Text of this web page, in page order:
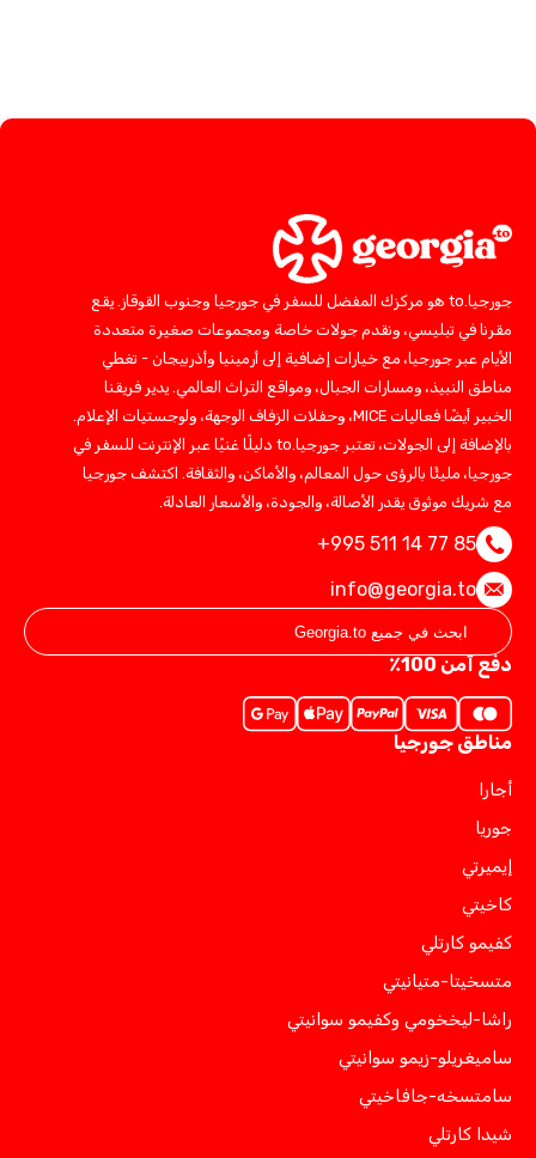
جورجيا.to هو مركزك المفضل للسفر في جورجيا وجنوب القوقاز. يقع
مقرنا في تبليسي، ونقدم جولات خاصة ومجموعات صغيرة متعددة
الأيام عبر جورجيا، مع خيارات إضافية إلى أرمينيا وأذربيجان - تغطي
مناطق النبيذ، ومسارات الجبال، ومواقع التراث العالمي. يدير فريقنا
الخبير أيضًا فعاليات MICE، وحفلات الزفاف الوجهة، ولوجستيات الإعلام.
بالإضافة إلى الجولات، تعتبر جورجيا.to دليلًا غنيًا عبر الإنترنت للسفر في
جورجيا، مليئًا بالرؤى حول المعالم، والأماكن، والثقافة. اكتشف جورجيا
مع شريك موثوق يقدر الأصالة، والجودة، والأسعار العادلة.
+995 511 14 77 85
info@georgia.to
دفع آمن 100٪
مناطق جورجيا
أجارا
جوريا
إيميرتي
كاخيتي
كفيمو كارتلي
متسخيتا-متيانيتي
راشا-ليخخومي وكفيمو سوانيتي
ساميغريلو-زيمو سوانيتي
سامتسخه-جافاخيتي
شيدا كارتلي